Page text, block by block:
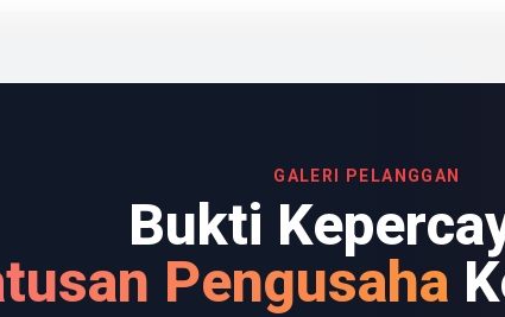
GALERI PELANGGAN
Bukti
Pengusaha